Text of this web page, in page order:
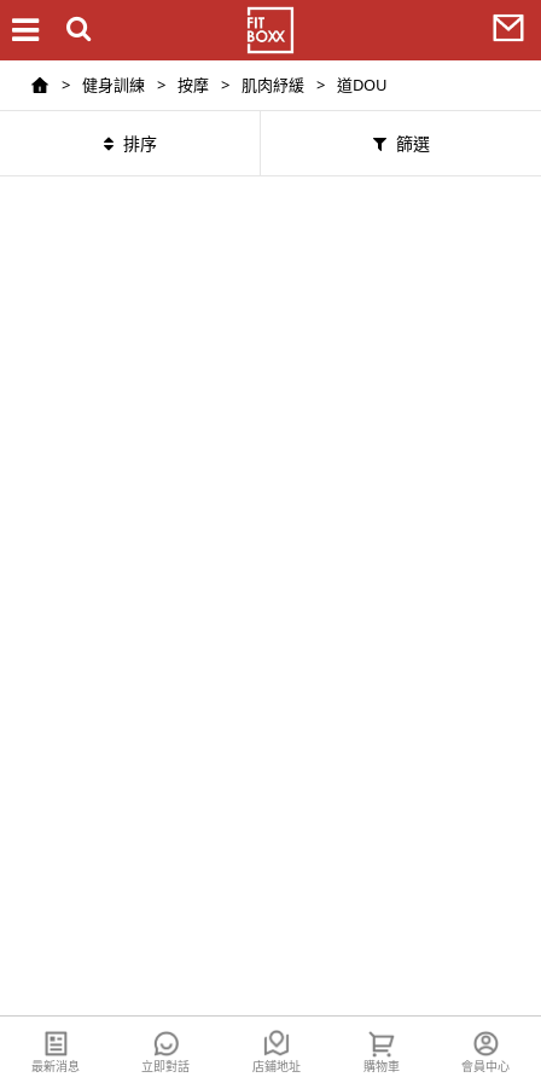
> 健身訓練 > 按摩 > 肌肉紓緩 > 道DOU
排序 篩選
最新消息 立即對話 店鋪地址 購物車 會員中心